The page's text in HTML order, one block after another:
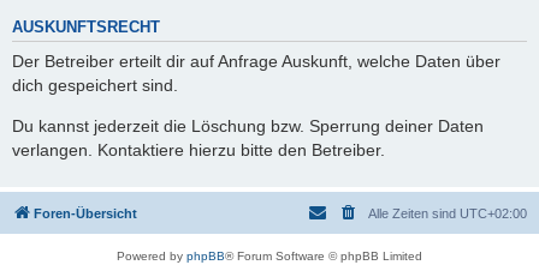
AUSKUNFTSRECHT
Der Betreiber erteilt dir auf Anfrage Auskunft, welche Daten über
dich gespeichert sind.
Du kannst jederzeit die Löschung bzw. Sperrung deiner Daten
verlangen. Kontaktiere hierzu bitte den Betreiber.
Foren-Übersicht Alle Zeiten sind UTC+02:00
Powered by phpBB® Forum Software © phpBB Limited